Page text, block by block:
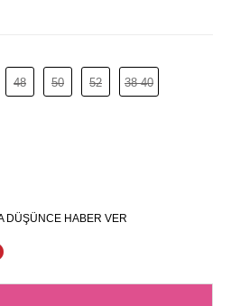
48 50 52 38-40
DÜŞÜNCE HABER VER